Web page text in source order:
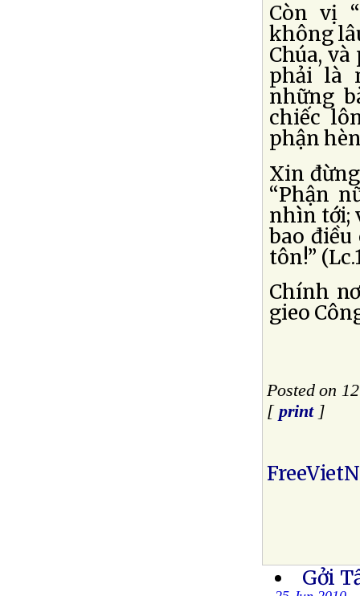
Còn vị
không
Chúa,
phải là
những
chiếc
phận
Xin
“Phận
nhìn tới;
bao
tôn!”
Chính
gieo
Posted on
[ print]
Gởi